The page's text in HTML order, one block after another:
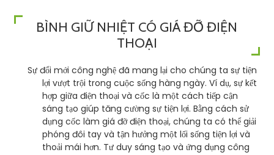
BÌNH GIỮ NHIỆT CÓ GIÁ ĐỠ ĐIỆN
THOẠI
Sự đổi mới công nghệ đã mang lại cho chúng ta sự tiện
lợi vượt trội trong cuộc sống hàng ngày. Ví dụ, sự kết
hợp giữa điện thoại và cốc là một cách tiếp cận
sáng tạo giúp tăng cường sự tiện lợi. Bằng cách sử
dụng cốc làm giá đỡ điện thoại, chúng ta có thể giải
phóng đôi tay và tận hưởng một lối sống tiện lợi và
thoải mái hơn. Tư duy sáng tạo và ứng dụng công